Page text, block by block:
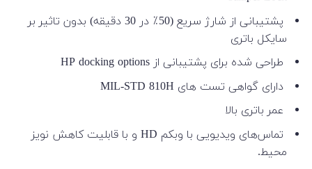
پشتیبانی از شارژ سریع (50٪ در 30 دقیقه) بدون تاثیر بر
سایکل باتری
طراحی شده برای پشتیبانی از HP docking options
دارای گواهی تست های MIL-STD 810H
عمر باتری بالا
تماس‌های ویدیویی با وبکم HD و با قابلیت کاهش نویز
محیط.